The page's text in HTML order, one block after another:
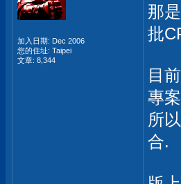
加入日期: Dec 2006
您的住址: Taipei
文章: 8,344
那
批
目
專
所
合.